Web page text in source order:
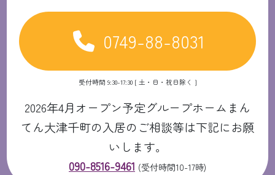
0749-88-8031
受付時間 9:30-17:30 [ 土・日・祝日除く ]
2026年4月オープン予定グループホームまん
てん大津千町の入居のご相談等は下記にお願
いします。
090-8516-9461 (受付時間10-17時)